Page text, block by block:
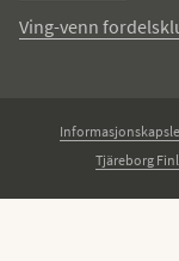
Ving-venn
Tjäreborg